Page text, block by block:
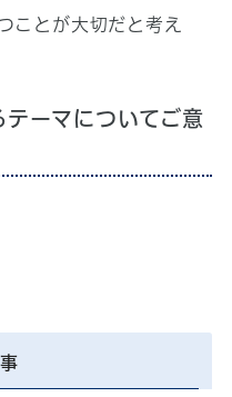
ことが大切だと考え
ーマについてご意